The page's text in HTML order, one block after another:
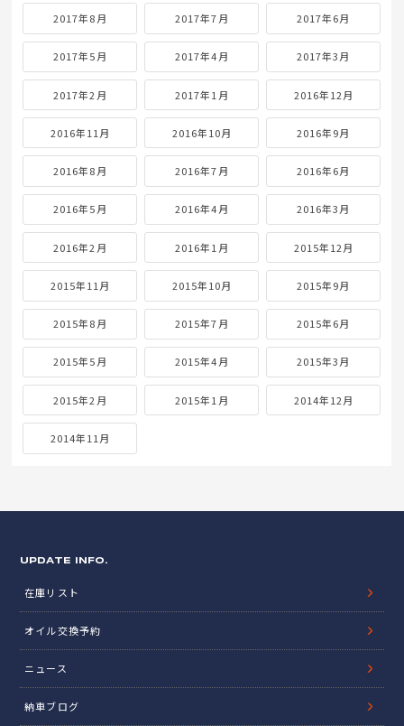
2017年8月 2017年7月 2017年6月
2017年5月 2017年4月 2017年3月
2017年2月 2017年1月 2016年12月
2016年11月 2016年10月 2016年9月
2016年8月 2016年7月 2016年6月
2016年5月 2016年4月 2016年3月
2016年2月 2016年1月 2015年12月
2015年11月 2015年10月 2015年9月
2015年8月 2015年7月 2015年6月
2015年5月 2015年4月 2015年3月
2015年2月 2015年1月 2014年12月
2014年11月
UPDATE INFO.
在庫リスト
オイル交換予約
ニュース
納車ブログ